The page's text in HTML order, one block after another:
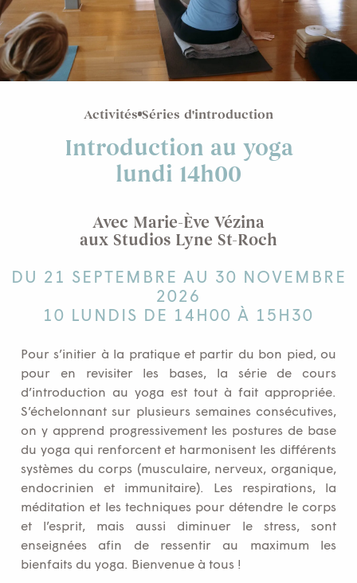
Activités Séries d'introduction
Introduction au yoga
lundi 14h00
Avec Marie-Ève Vézina
aux Studios Lyne St-Roch
DU 21 SEPTEMBRE AU 30 NOVEMBRE
2026
10 LUNDIS DE 14H00 À 15H30
Pour s’initier à la pratique et partir du bon pied, ou
pour en revisiter les bases, la série de cours
d’introduction au yoga est tout à fait appropriée.
S’échelonnant sur plusieurs semaines consécutives,
on y apprend progressivement les postures de base
du yoga qui renforcent et harmonisent les différents
systèmes du corps (musculaire, nerveux, organique,
endocrinien et immunitaire). Les respirations, la
méditation et les techniques pour détendre le corps
et l’esprit, mais aussi diminuer le stress, sont
enseignées afin de ressentir au maximum les
bienfaits du yoga. Bienvenue à tous !